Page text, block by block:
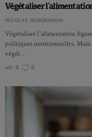
Végétaliser
NICOLAS GUGGENBÜHL
Végétaliser l’alimentation
politiques nutritionnelles. Mais
végét…
0
0